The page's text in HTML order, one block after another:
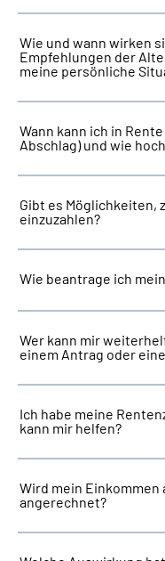
Über uns & Presse
Online-Services
Inhalte in
Leichte Sprache
Wie und wann wirken
Empfehlungen der
meine persönliche
Wann kann ich in
Abschlag) und wie
Gibt es Möglichkeiten,
einzuzahlen?
Wie beantrage ich
Wer kann mir
einem Antrag oder
Ich habe meine
kann mir helfen?
Wird mein Einkommen
angerechnet?